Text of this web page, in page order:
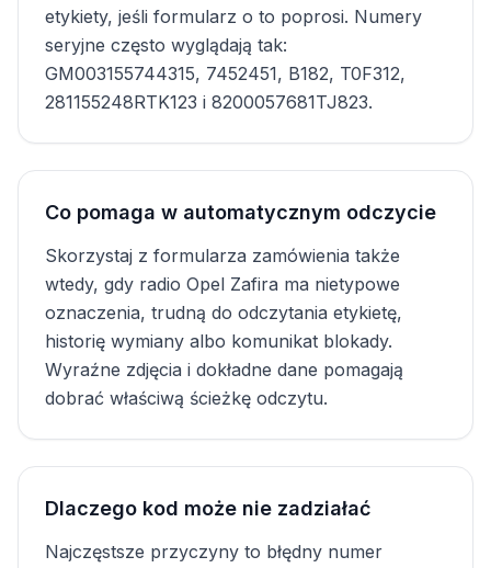
etykiety, jeśli formularz o to poprosi. Numery
seryjne często wyglądają tak:
GM003155744315, 7452451, B182, T0F312,
281155248RTK123 i 8200057681TJ823.
Co pomaga w automatycznym odczycie
Skorzystaj z formularza zamówienia także
wtedy, gdy radio Opel Zafira ma nietypowe
oznaczenia, trudną do odczytania etykietę,
historię wymiany albo komunikat blokady.
Wyraźne zdjęcia i dokładne dane pomagają
dobrać właściwą ścieżkę odczytu.
Dlaczego kod może nie zadziałać
Najczęstsze przyczyny to błędny numer